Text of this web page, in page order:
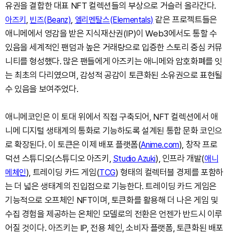
유권을 결합한 대표 NFT 컬렉션들의 부상으로 거슬러 올라간다.
아즈키 , 빈즈(Beanz), 엘리멘탈스(Elementals) 같은 프로젝트들은
애니메에서 영감을 받은 지식재산권(IP)이 Web3에서도 통할 수
있음을 세계적인 팬덤과 높은 거래량으로 입증한 스토리 중심 커뮤
니티를 형성했다. 많은 팬들에게 아즈키는 애니메와 암호화폐를 잇
는 최초의 다리였으며, 감성적 공감이 토큰화된 소유권으로 표현될
수 있음을 보여주었다.
애니메코인은 이 토대 위에서 직접 구축되어, NFT 컬렉션에서 애
니메 디지털 생태계의 통화로 기능하도록 설계된 통합 문화 코인으
로 확장된다. 이 토큰은 이제 배포 플랫폼(Anime.com), 창작 프로
덕션 스튜디오(스튜디오 아즈키, Studio Azuki), 인프라 개발(애니
메체인), 트레이딩 카드 게임(TCG) 형태의 컬렉터블 경제를 포함하
는 더 넓은 생태계의 진입점으로 기능한다. 트레이딩 카드 게임은
기능적으로 오프체인 NFT이며, 토큰화를 활용해 더 나은 게임 및
수집 경험을 제공하는 온체인 모델로의 전환은 언젠가 반드시 이루
어질 것이다. 아즈키는 IP, 전용 체인, 소비자 플랫폼, 토큰화된 배포